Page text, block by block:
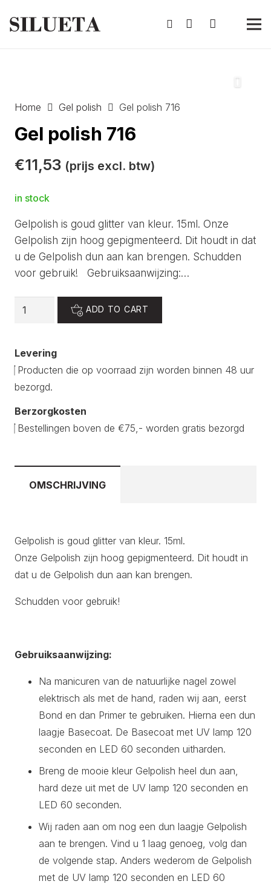
Home Gel polish Gel polish 716
Gel polish 716
€11,53 (prijs excl. btw)
in stock
Gelpolish is goud glitter van kleur. 15ml. Onze
Gelpolish zijn hoog gepigmenteerd. Dit houdt in dat
u de Gelpolish dun aan kan brengen. Schudden
voor gebruik! Gebruiksaanwijzing:…
Gel
quantity
ADD TO CART
Levering
Producten die op voorraad zijn worden binnen 48 uur
bezorgd.
Berzorgkosten
Bestellingen boven de €75,- worden gratis bezorgd
OMSCHRIJVING
Gelpolish is goud glitter van kleur. 15ml.
Onze Gelpolish zijn hoog gepigmenteerd. Dit houdt in
dat u de Gelpolish dun aan kan brengen.
Schudden voor gebruik!
Gebruiksaanwijzing:
Na manicuren van de natuurlijke nagel zowel
elektrisch als met de hand, raden wij aan, eerst
Bond en dan Primer te gebruiken. Hierna een dun
laagje Basecoat. De Basecoat met UV lamp 120
seconden en LED 60 seconden uitharden.
Breng de mooie kleur Gelpolish heel dun aan,
hard deze uit met de UV lamp 120 seconden en
LED 60 seconden.
Wij raden aan om nog een dun laagje Gelpolish
aan te brengen. Vind u 1 laag genoeg, volg dan
de volgende stap. Anders wederom de Gelpolish
met de UV lamp 120 seconden en LED 60